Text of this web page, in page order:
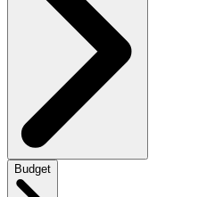
Budget